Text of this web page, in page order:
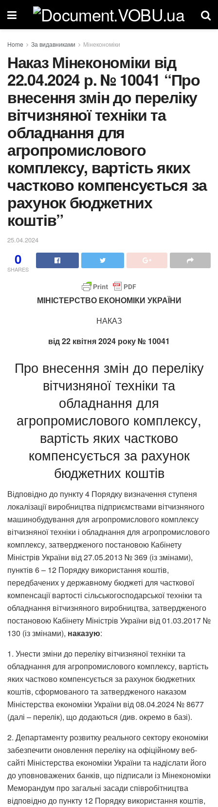
Home За видавниками Мінекономіки
Наказ Мінекономіки від
22.04.2024 р. № 10041 “Про
внесення змін до переліку
вітчизняної техніки та
обладнання для
агропромислового
комплексу, вартість яких
частково компенсується за
рахунок бюджетних
коштів”
25.04.2024
0
SHARES
МІНІСТЕРСТВО ЕКОНОМІКИ УКРАЇНИ
НАКАЗ
від 22 квітня 2024 року № 10041
Про внесення змін до переліку
вітчизняної техніки та
обладнання для
агропромислового комплексу,
вартість яких частково
компенсується за рахунок
бюджетних коштів
Відповідно до пункту 4 Порядку визначення ступеня
локалізації виробництва підприємствами вітчизняного
машинобудування для агропромислового комплексу
вітчизняної техніки і обладнання для агропромислового
комплексу, затвердженого постановою Кабінету
Міністрів України від 27.05.2013 № 369 (із змінами),
пунктів 6 – 12 Порядку використання коштів,
передбачених у державному бюджеті для часткової
компенсації вартості сільськогосподарської техніки та
обладнання вітчизняного виробництва, затвердженого
постановою Кабінету Міністрів України від 01.03.2017 №
130 (із змінами), наказую:
1. Унести зміни до переліку вітчизняної техніки та
обладнання для агропромислового комплексу, вартість
яких частково компенсується за рахунок бюджетних
коштів, сформованого та затвердженого наказом
Міністерства економіки України від 08.04.2024 № 8677
(далі – перелік), що додаються (див. окремо в базі).
2. Департаменту розвитку реального сектору економіки
забезпечити оновлення переліку на офіційному веб-
сайті Міністерства економіки України та надіслати його
до уповноважених банків, що підписали із Мінекономіки
Меморандум про загальні засади співробітництва
відповідно до пункту 12 Порядку використання коштів,